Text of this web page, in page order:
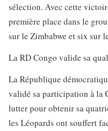
sélection. Avec cette
première place dans le
sur le Zimbabwe et six sur
La RD Congo valide sa
La République
validé sa participation à la
lutter pour obtenir sa
les Léopards ont souffert